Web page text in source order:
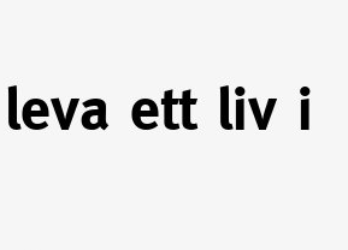
ett liv i